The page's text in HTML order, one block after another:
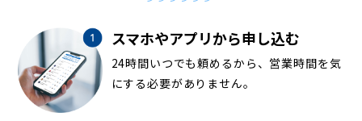
スマホやアプリから申し込む
24時間いつでも頼めるから、営業時間を気
にする必要がありません。